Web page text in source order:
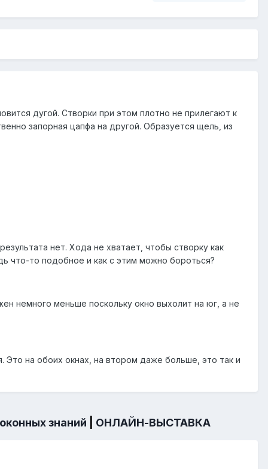
дугой. Створки при этом плотно не прилегают к
запорная цапфа на другой. Образуется щель, из
нет. Хода не хватает, чтобы створку как
что-то подобное и как с этим можно бороться?
немного меньше поскольку окно выхолит на юг, а не
на обоих окнах, на втором даже больше, это так и
знаний ОНЛАЙН-ВЫСТАВКА